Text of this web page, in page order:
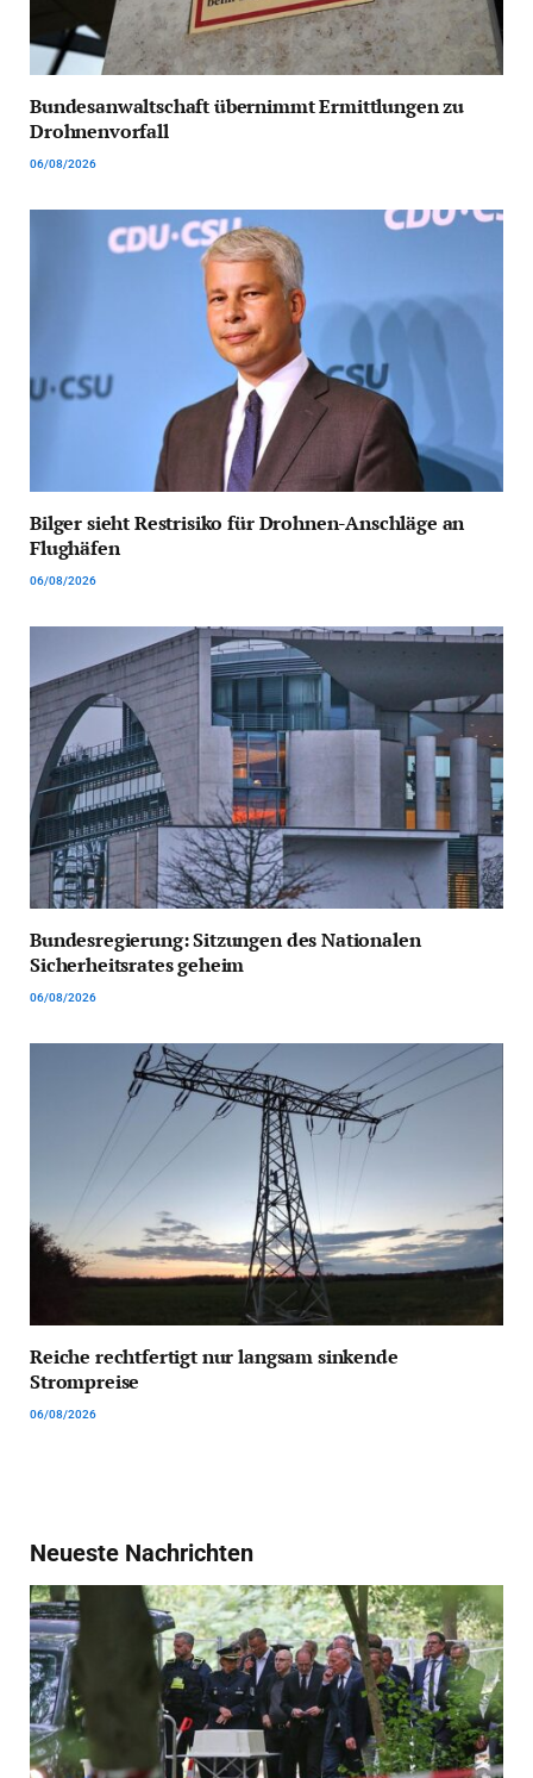
Bundesanwaltschaft übernimmt Ermittlungen zu
Drohnenvorfall
06/08/2026
Bilger sieht Restrisiko für Drohnen-Anschläge an
Flughäfen
06/08/2026
Bundesregierung: Sitzungen des Nationalen
Sicherheitsrates geheim
06/08/2026
Reiche rechtfertigt nur langsam sinkende
Strompreise
06/08/2026
Neueste Nachrichten